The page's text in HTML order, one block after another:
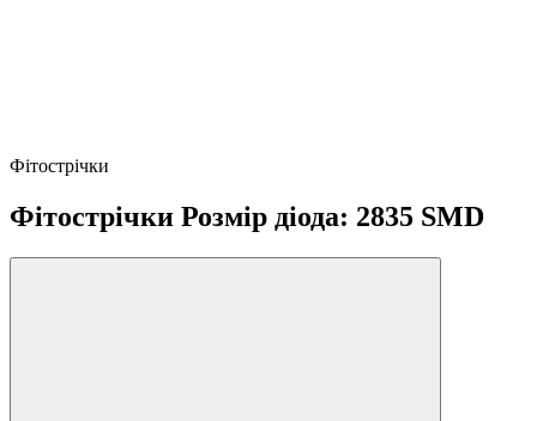
Фітострічки
Фітострічки Розмір діода: 2835 SMD